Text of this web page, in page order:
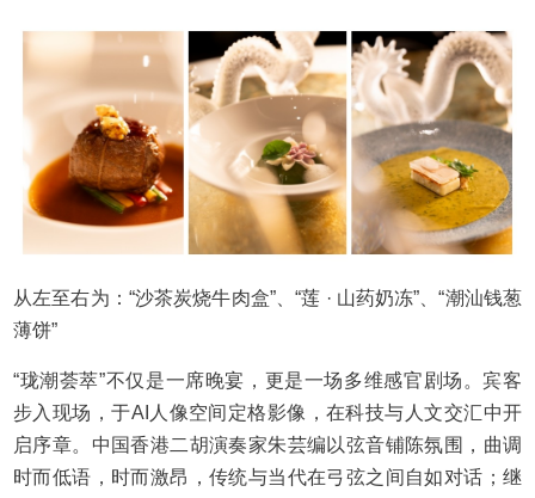
从左至右为：“沙茶炭烧牛肉盒”、“莲 · 山药奶冻”、“潮汕钱葱
薄饼”
“珑潮荟萃”不仅是一席晚宴，更是一场多维感官剧场。宾客
步入现场，于AI人像空间定格影像，在科技与人文交汇中开
启序章。中国香港二胡演奏家朱芸编以弦音铺陈氛围，曲调
时而低语，时而激昂，传统与当代在弓弦之间自如对话；继